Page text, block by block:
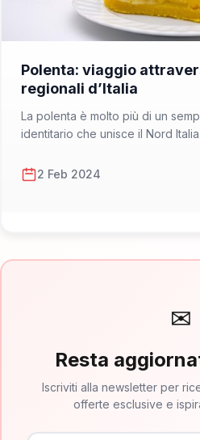
Polenta: viaggio
regionali d’Italia
La polenta è molto più di un
identitario che unisce il Nord
2 Feb 2024
✉
Resta
Iscriviti alla newsletter per
offerte esclusive e